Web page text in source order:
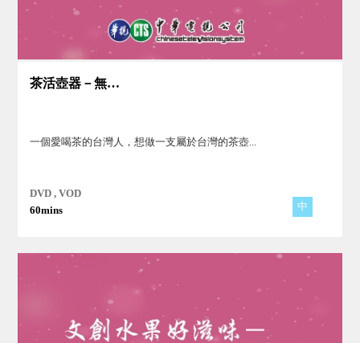
茶活壺器－無垢茶活
一個愛喝茶的台灣人，想做一支屬於台灣的茶壺...
DVD , VOD
60mins
中